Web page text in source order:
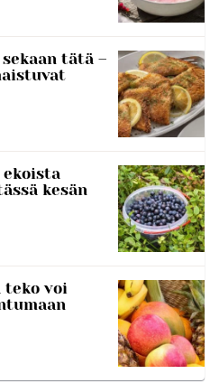
tätä –
kesän
voi